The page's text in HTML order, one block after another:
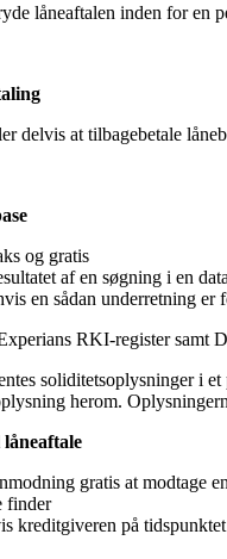
låneaftalen inden for en
delvis at tilbagebetale
og gratis
af en søgning i en
en sådan underretning
RKI-register samt
soliditetsoplysninger i
herom.
gratis at modtage
finder
kreditgiveren på